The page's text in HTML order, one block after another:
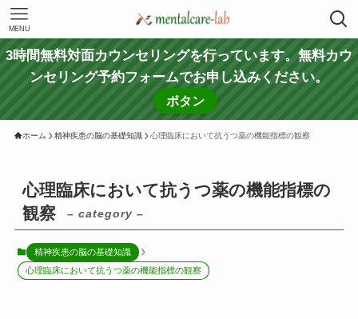
MENU
3時間無料対面カウンセリングを行っています。無料カウ
ンセリング予約フォームでお申し込みください。
ボタン
ホーム 精神疾患の脳の基礎知識 心理臨床において抗うつ薬の機能指標の観察
心理臨床において抗うつ薬の機能指標の
観察
– category –
精神疾患の脳の基礎知識
心理臨床において抗うつ薬の機能指標の観察